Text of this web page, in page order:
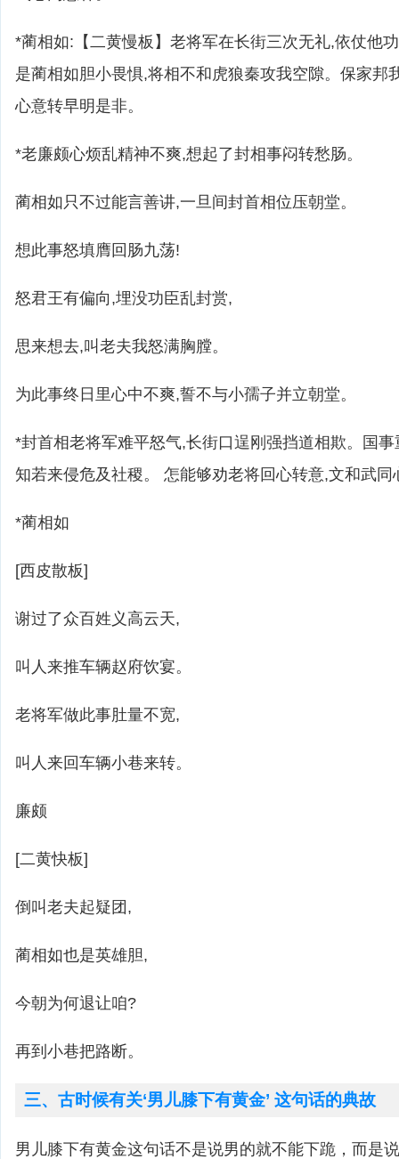
*蔺相如:【二黄慢板】老将军在长街三次无礼,依仗他
是蔺相如胆小畏惧,将相不和虎狼秦攻我空隙。保家邦
心意转早明是非。
*老廉颇心烦乱精神不爽,想起了封相事闷转愁肠。
蔺相如只不过能言善讲,一旦间封首相位压朝堂。
想此事怒填膺回肠九荡!
怒君王有偏向,埋没功臣乱封赏,
思来想去,叫老夫我怒满胸膛。
为此事终日里心中不爽,誓不与小孺子并立朝堂。
*封首相老将军难平怒气,长街口逞刚强挡道相欺。国
知若来侵危及社稷。 怎能够劝老将回心转意,文和武同
*蔺相如
[西皮散板]
谢过了众百姓义高云天,
叫人来推车辆赵府饮宴。
老将军做此事肚量不宽,
叫人来回车辆小巷来转。
廉颇
[二黄快板]
倒叫老夫起疑团,
蔺相如也是英雄胆,
今朝为何退让咱?
再到小巷把路断。
三、古时候有关‘男儿膝下有黄金’ 这句话的典故
男儿膝下有黄金这句话不是说男的就不能下跪，而是